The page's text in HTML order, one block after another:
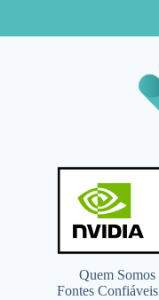
Quem Somos
Fontes Confiáveis